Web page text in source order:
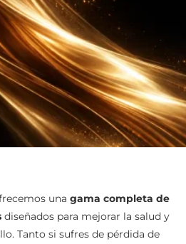
una gama completa de
diseñados para mejorar la salud y
Tanto si sufres de pérdida de